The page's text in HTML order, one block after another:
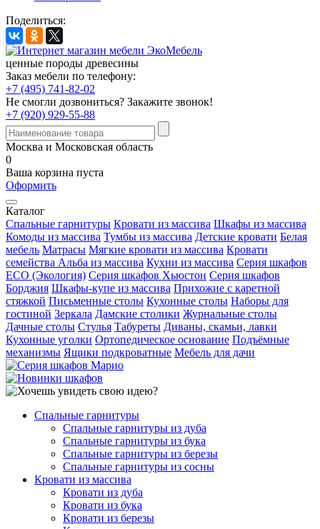
Поделиться:
ценные породы древесины
Заказ мебели по телефону:
+7 (495) 741-82-02
Не смогли дозвониться? Закажите звонок!
+7 (920) 929-55-88
Москва и Московская область
0
Ваша корзина пуста
Оформить
Каталог
Спальные гарнитуры Кровати из массива Шкафы из массива
Комоды из массива Тумбы из массива Детские кровати Белая
мебель Матрасы Мягкие кровати из массива Кровати
семейства Альба из массива Кухни из массива Серия шкафов
ECO (Экология) Серия шкафов Хьюстон Серия шкафов
Борджия Шкафы-купе из массива Прихожие с каретной
стяжкой Письменные столы Кухонные столы Наборы для
гостиной Зеркала Дамские столики Журнальные столы
Дачные столы Стулья Табуреты Диваны, скамьи, лавки
Кухонные уголки Ортопедическое основание Подъёмные
механизмы Ящики подкроватные Мебель для дачи
Спальные гарнитуры
Спальные гарнитуры из дуба
Спальные гарнитуры из бука
Спальные гарнитуры из березы
Спальные гарнитуры из сосны
Кровати из массива
Кровати из дуба
Кровати из бука
Кровати из березы